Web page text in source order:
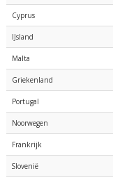
Cyprus
IJsland
Malta
Griekenland
Portugal
Noorwegen
Frankrijk
Slovenië